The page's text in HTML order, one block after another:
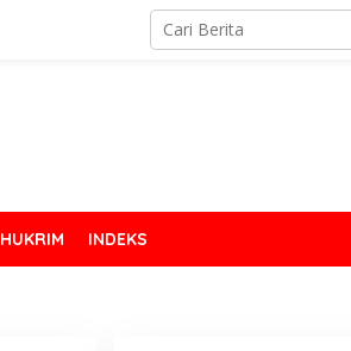
HUKRIM INDEKS